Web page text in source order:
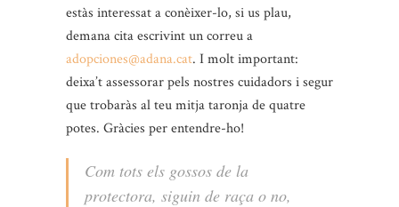
estàs interessat a conèixer-lo, si us plau,
demana cita escrivint un correu a
adopciones@adana.cat. I molt important:
deixa’t assessorar pels nostres cuidadors i segur
que trobaràs al teu mitja taronja de quatre
potes. Gràcies per entendre-ho!
Com tots els gossos de la
protectora, siguin de raça o no,